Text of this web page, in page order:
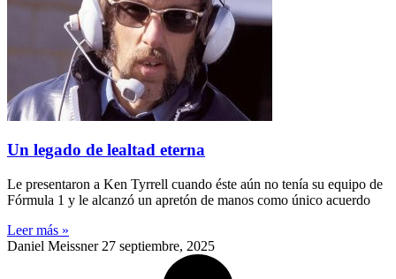
Un legado de lealtad eterna
Le presentaron a Ken Tyrrell cuando éste aún no tenía su equipo de
Fórmula 1 y le alcanzó un apretón de manos como único acuerdo
Leer más »
Daniel Meissner 27 septiembre, 2025